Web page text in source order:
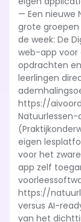
— Een nieuwe
grote
de week: De
web-app voor
opdrachten
leerlingen
https://
Natuurlessen-
eigen
voor het
app zelf
https://
versus AI-
van het